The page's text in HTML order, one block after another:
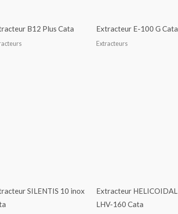
B12 Plus Cata Extracteur E-100 G Cata
Extracteurs
SILENTIS 10 inox
Extracteur HELICOIDAL
LHV-160 Cata